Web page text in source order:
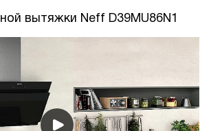
вытяжки Neff D39MU86N1